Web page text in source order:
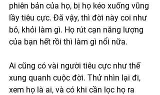
phiên bản của họ, bị họ kéo xuống vũng
lầy tiêu cực. Đã vậy, thì đời này coi như
bỏ, khỏi làm gì. Họ rút cạn năng lượng
của bạn hết rồi thì làm gì nổi nữa.
Ai cũng có vài người tiêu cực như thế
xung quanh cuộc đời. Thử nhìn lại đi,
xem họ là ai, và có khi cần lọc họ ra